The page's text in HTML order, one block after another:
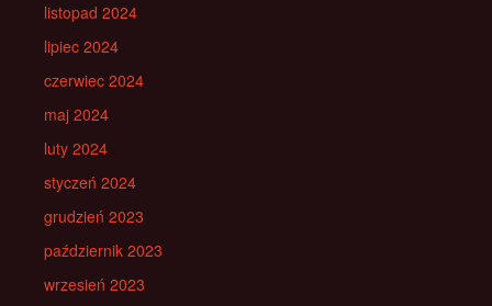
listopad 2024
lipiec 2024
czerwiec 2024
maj 2024
luty 2024
styczeń 2024
grudzień 2023
październik 2023
wrzesień 2023